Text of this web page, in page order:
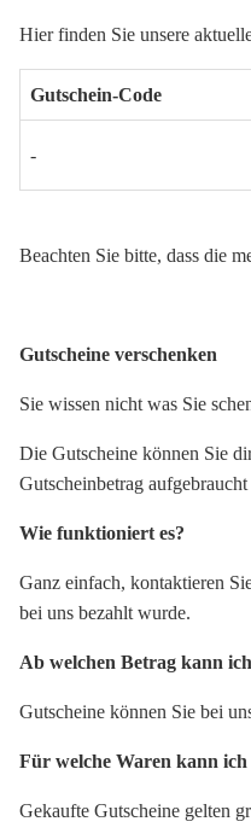
Hier finden Sie unsere
Gutschein-Code
-
Beachten Sie bitte, dass die
Gutscheine verschenken
Sie wissen nicht was Sie
Die Gutscheine können Sie
Gutscheinbetrag
Wie funktioniert es?
Ganz einfach, kontaktieren
bei uns bezahlt wurde.
Ab welchen Betrag kann
Gutscheine können Sie bei
Für welche Waren kann
Gekaufte Gutscheine gelten